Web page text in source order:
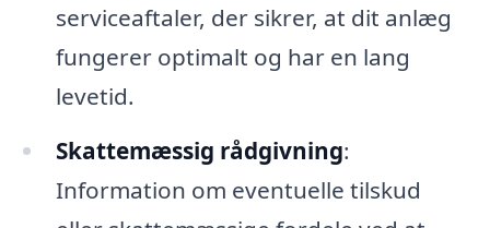
serviceaftaler, der sikrer, at dit anlæg
fungerer optimalt og har en lang
levetid.
Skattemæssig rådgivning:
Information om eventuelle tilskud